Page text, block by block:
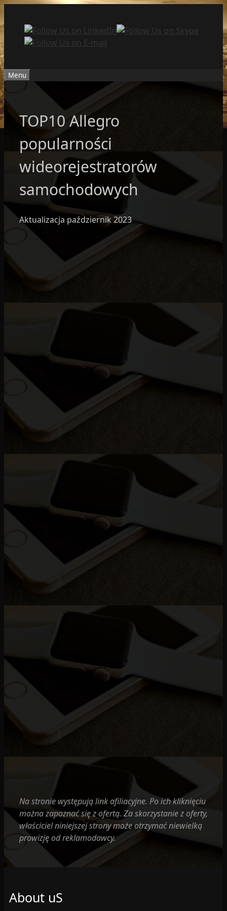
do
treści
Menu
TOP10 Allegro
popularności
wideorejestratorów
samochodowych
Aktualizacja październik 2023
Na stronie występują link afiliacyjne. Po ich kliknięciu
można zapoznać się z ofertą. Za skorzystanie z oferty,
właściciel niniejszej strony może otrzymać niewielką
prowizję od reklamodawcy.
About uS